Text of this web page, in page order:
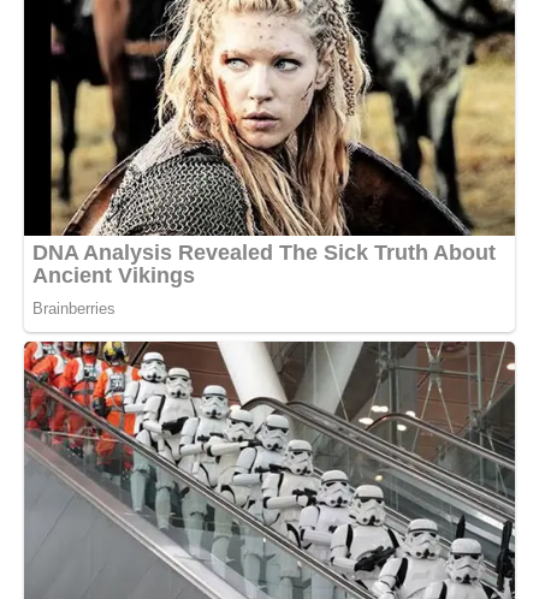
вже не мало значення. Двері за ними зачинилися, і в
квартирі нарешті настала та сама тиша, про яку Оксана
мріяла всі ці тижні.
Вона сіла на підлогу в порожньому коридорі й вперше за
довгий час заплакала. Це не були сльози слабкості, це
було звільнення. Вона знала, що попереду ще багато
важких розмов, що Галина Петрівна не заспокоїться і
буде намагатися повернути вплив через родичів та
знайомих. Але головне було зроблено — вони з Богданом
визначили межі своєї сім’ї.